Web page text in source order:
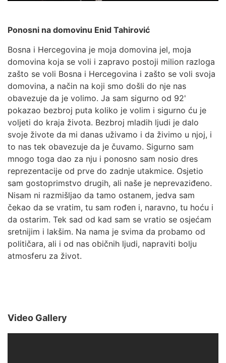
Ponosni na domovinu Enid Tahirović
Bosna i Hercegovina je moja domovina jel, moja
domovina koja se voli i zapravo postoji milion razloga
zašto se voli Bosna i Hercegovina i zašto se voli svoja
domovina, a način na koji smo došli do nje nas
obavezuje da je volimo. Ja sam sigurno od 92'
pokazao bezbroj puta koliko je volim i sigurno ću je
voljeti do kraja života. Bezbroj mladih ljudi je dalo
svoje živote da mi danas uživamo i da živimo u njoj, i
to nas tek obavezuje da je čuvamo. Sigurno sam
mnogo toga dao za nju i ponosno sam nosio dres
reprezentacije od prve do zadnje utakmice. Osjetio
sam gostoprimstvo drugih, ali naše je neprevaziđeno.
Nisam ni razmišljao da tamo ostanem, jedva sam
čekao da se vratim, tu sam rođen i, naravno, tu hoću i
da ostarim. Tek sad od kad sam se vratio se osjećam
sretnijim i lakšim. Na nama je svima da probamo od
političara, ali i od nas običnih ljudi, napraviti bolju
atmosferu za život.
Video Gallery